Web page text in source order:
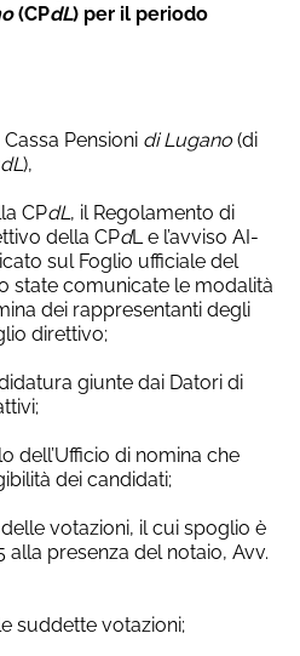
(CPdL) per il periodo
Pensioni di Lugano(di
dL),
CPdL, il Regolamento di
della CPdL e l’avviso AI-
sul Foglio ufficiale del
state comunicate le modalità
dei rappresentanti degli
direttivo;
giunte dai Datori di
dell’Ufficio di nomina che
dei candidati;
votazioni, il cui spoglio è
presenza del notaio, Avv.
suddette votazioni;